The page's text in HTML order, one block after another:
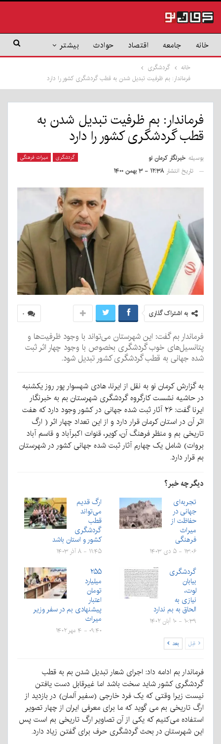
خانه جامعه اقتصاد حوادث بیشتر
خانه
گردشگری
فرماندار: بم ظرفیت تبدیل شدن به قطب گردشگری کشور را دارد
فرماندار: بم ظرفیت تبدیل شدن به
قطب گردشگری کشور را دارد
گردشگری میراث فرهنگی بوسیله خبرنگار کرمان نو
تاریخ انتشار ۱۲:۳۸ - ۳ بهمن ۱۴۰۰
۰ به اشتراک گذاری
فرماندار بم گفت: این شهرستان می‌تواند با وجود ظرفیت‌ها و
پتانسیل‌های خوب گردشگری بخصوص با وجود چهار اثر ثبت
شده جهانی به قطب گردشگری کشور تبدیل شود.
به گزارش کرمان نو به نقل از ایرنا، هادی شهسوار پور روز یکشنبه
در حاشیه نشست کارگروه گردشگری شهرستان بم به خبرنگار
ایرنا گفت: ۲۶ آثار ثبت شده جهانی در کشور وجود دارد که هفت
اثر آن در استان کرمان قرار دارد و از این تعداد چهار اثر ( ارگ
تاریخی بم و منظر فرهنگ آن، کویر، قنوات اکبرآباد و قاسم آباد
بروات) شامل یک چهارم آثار ثبت شده جهانی کشور در شهرستان
بم قرار دارد.
دیگر چه خبر؟
تجربه‌ای
جهانی در
حفاظت از
میراث
فرهنگی
۱۳:۰۶ - ۵ دی ۱۴۰۳
ارگ قدیم
می‌تواند
قطب
گردشگری
کشور و استان باشد
۱۱:۴۵ - ۸ آذر ۱۴۰۳
گردشگری
بیابان
لوت،
نیازی به
الحاق به بم ندارد
۱۰:۳۹ - ۱۰ آبان ۱۴۰۲
۲۵۵
میلیارد
تومان
اعتبار
پیشنهادی بم در سفر وزیر
میراث
۰۹:۴۰ - ۴ مهر ۱۴۰۲
قبل بعد
فرماندار بم ادامه داد: اجرای شعار تبدیل شدن بم به قطب
گردشگری کشور شاید سخت باشد اما غیرقابل دست یافتن
نیست زیرا وقتی که یک فرد خارجی (سفیر آلمان) در بازدید از
ارگ تاریخی بم می گوید که ما برای معرفی ایران از چهار تصویر
استفاده می‌کنیم که یکی از آن تصاویر ارگ تاریخی بم است پس
این شهرستان در بحث گردشگری حرف برای گفتن زیاد دارد.